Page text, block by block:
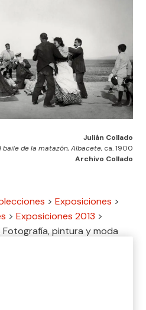
Julián Collado
baile de la matazón, Albacete, ca. 1900
Archivo Collado
>Exposiciones >
>Exposiciones 2013 >
pintura y moda